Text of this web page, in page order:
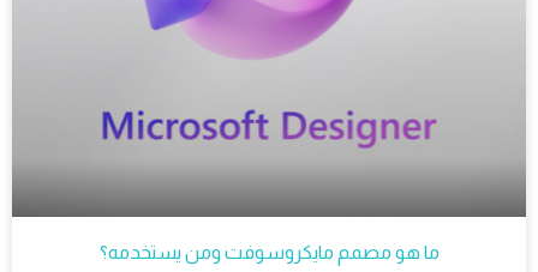
ما هو مصمم مايكروسوفت ومن يستخدمه؟